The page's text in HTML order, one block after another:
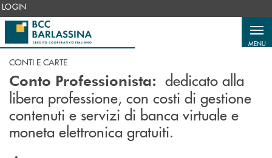
Salta al contenuto principale
LOGIN
MENU
CONTI E CARTE
Conto Professionista: dedicato alla
libera professione, con costi di gestione
contenuti e servizi di banca virtuale e
moneta elettronica gratuiti.